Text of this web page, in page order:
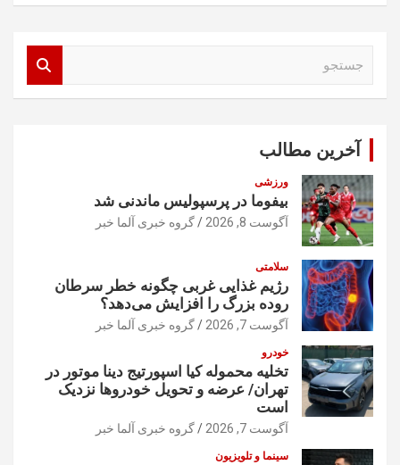
آخرین مطالب
ورزشی
بیفوما در پرسپولیس ماندنی شد
آگوست 8, 2026 گروه خبری آلما خبر
سلامتی
رژیم غذایی غربی چگونه خطر سرطان
روده بزرگ را افزایش می‌دهد؟
آگوست 7, 2026 گروه خبری آلما خبر
خودرو
تخلیه محموله کیا اسپورتیج دینا موتور در
تهران/ عرضه و تحویل خودروها نزدیک
است
آگوست 7, 2026 گروه خبری آلما خبر
سینما و تلویزیون